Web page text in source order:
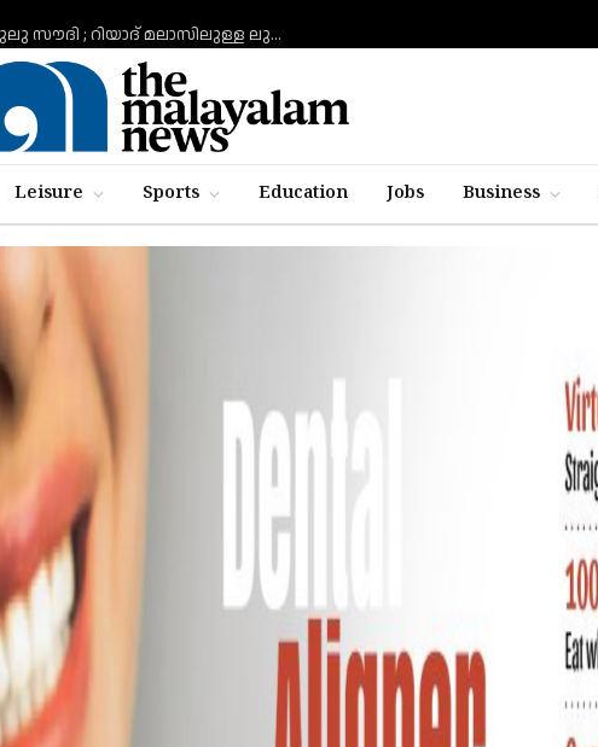
പൃഥ്വിരാജിനെയും ടീം ഖലീഫയെയും വരവേല്‍ക്കാന്‍ ലുലു സൗദി ; റിയാദ് മലാസിലുള്ള ലുലു ഹൈപ്പര്‍മാര്‍ക്കറ്റിലാണ് സംഘം എത്തുന്നത്
Leisure Sports Education Jobs Business